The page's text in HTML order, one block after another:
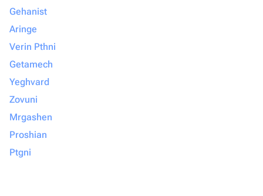
Gehanist
Aringe
Verin Pthni
Getamech
Yeghvard
Zovuni
Mrgashen
Proshian
Ptgni